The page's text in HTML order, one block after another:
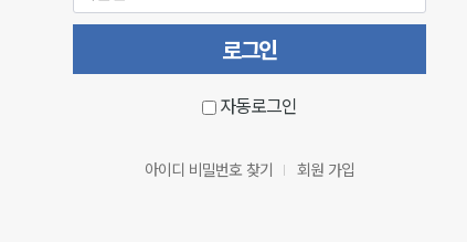
자동로그인
아이디 비밀번호 찾기 회원 가입